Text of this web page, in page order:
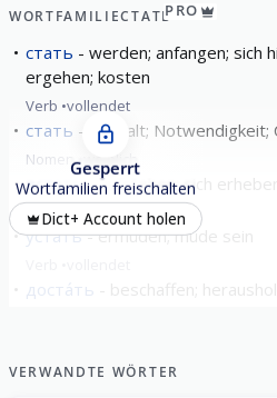
WORTFAMILIEСТАТЬPRO
стать
werden; anfangen; sich
ergehen; kosten
Verb vollendet
стать Gestalt; Notwendigkeit;
Nomen weiblich
встать aufstehen; sich erheben
Verb vollendet
уста́ть ermüden; müde sein
доста́ть
Gesperrt
Wortfamilien freischalten
Dict+ Account holen
VERWANDTE WÖRTER